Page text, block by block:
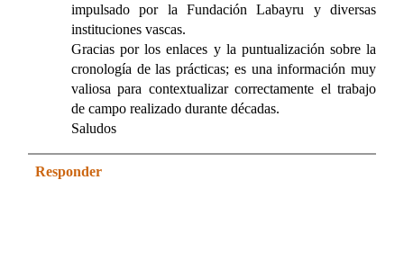
impulsado por la Fundación Labayru y diversas
instituciones vascas.
Gracias por los enlaces y la puntualización sobre la
cronología de las prácticas; es una información muy
valiosa para contextualizar correctamente el trabajo
de campo realizado durante décadas.
Saludos
Responder